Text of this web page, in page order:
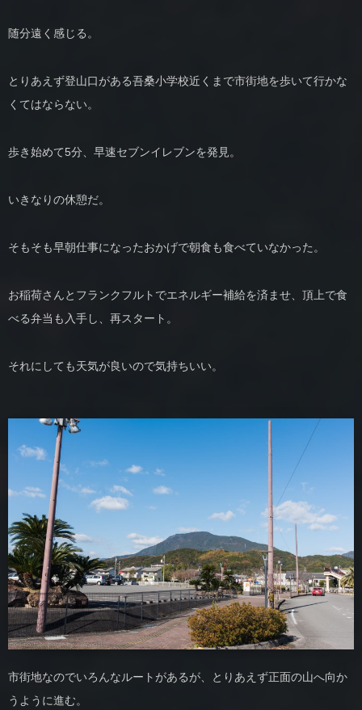
随分遠く感じる。
とりあえず登山口がある吾桑小学校近くまで市街地を歩いて行かな
くてはならない。
歩き始めて5分、早速セブンイレブンを発見。
いきなりの休憩だ。
そもそも早朝仕事になったおかげで朝食も食べていなかった。
お稲荷さんとフランクフルトでエネルギー補給を済ませ、頂上で食
べる弁当も入手し、再スタート。
それにしても天気が良いので気持ちいい。
市街地なのでいろんなルートがあるが、とりあえず正面の山へ向か
うように進む。